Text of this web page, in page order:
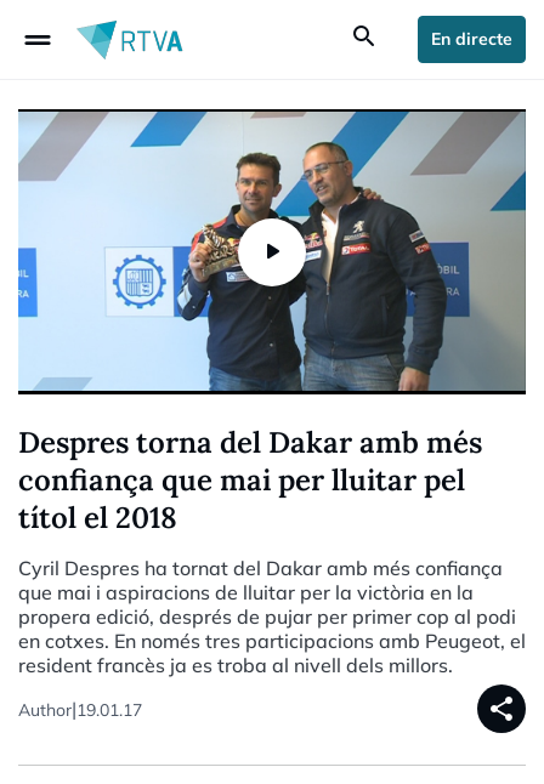
drag_handle search En directe
Despres torna del Dakar amb més
confiança que mai per lluitar pel
títol el 2018
Cyril Despres ha tornat del Dakar amb més confiança
que mai i aspiracions de lluitar per la victòria en la
propera edició, després de pujar per primer cop al podi
en cotxes. En només tres participacions amb Peugeot, el
resident francès ja es troba al nivell dels millors.
Author|19.01.17 share